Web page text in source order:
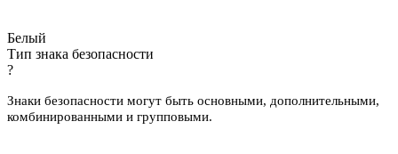
Белый
Тип знака безопасности
?
Знаки безопасности могут быть основными, дополнительными,
комбинированными и групповыми.